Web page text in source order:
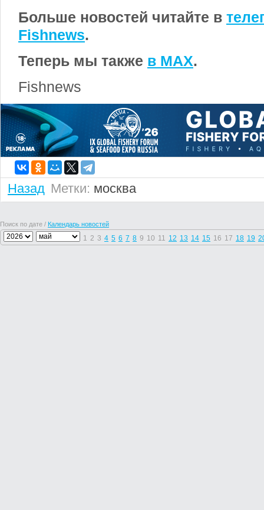
Больше новостей читайте в
Fishnews.
Теперь мы также в MAX.
Fishnews
Назад Метки: москва
Поиск по дате / Календарь новостей
1 2 3 4 5 6 7 8 9 10 11 12 13 14 15 16 17 18 19